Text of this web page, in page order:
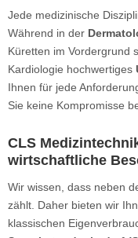
Jede medizinische
Während in der
Küretten im Vordergrund
Kardiologie hochwertiges
Ihnen für jede
Sie keine Kompromisse
CLS
wirtschaftliche
Wir wissen, dass neben
zählt. Daher bieten wir
klassischen